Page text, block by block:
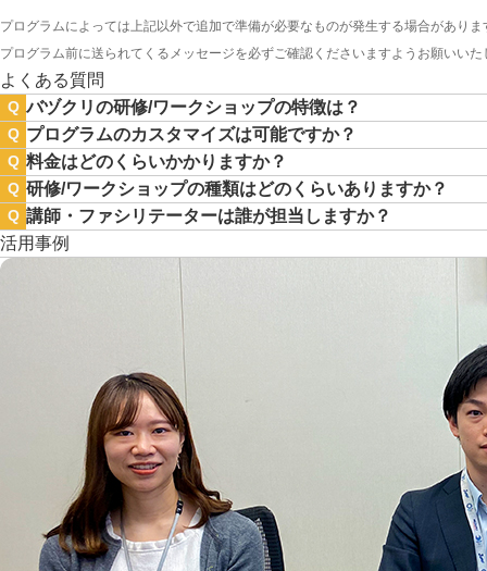
プログラムによっては上記以外で追加で準備が必要なものが発生する場合がありま
プログラム前に送られてくるメッセージを必ずご確認くださいますようお願いいた
よくある質問
Q バヅクリの研修/ワークショップの特徴は？
Q プログラムのカスタマイズは可能ですか？
Q 料金はどのくらいかかりますか？
Q 研修/ワークショップの種類はどのくらいありますか？
Q 講師・ファシリテーターは誰が担当しますか？
活用事例